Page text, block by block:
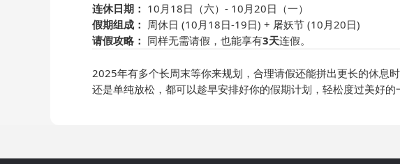
连休日期： 10月18日（六）- 10月20日（一）
假期组成： 周休日 (10月18日-19日) + 屠妖节 (10月20日)
请假攻略： 同样无需请假，也能享有3天连假。
2025年有多个长周末等你来规划，合理请假还能拼出更长的休息
还是单纯放松，都可以趁早安排好你的假期计划，轻松度过美好的